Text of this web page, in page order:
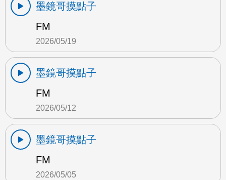
墨鏡哥摸點子
FM
2026/05/19
墨鏡哥摸點子
FM
2026/05/12
墨鏡哥摸點子
FM
2026/05/05